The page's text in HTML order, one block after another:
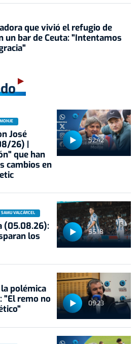
que vivió el refugio de
un bar de Ceuta: "Intentamos
52:42
José
26) |
que han
cambios en
55:18
VALCÁRCEL
(05.08.26):
los
09:23
polémica
"El remo no